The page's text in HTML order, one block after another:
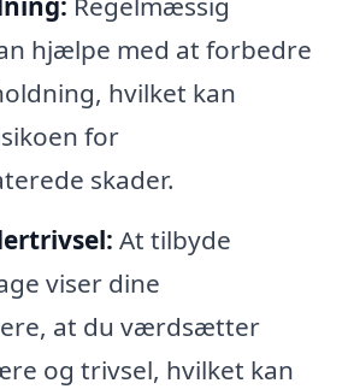
hjælpe med at forbedre
hvilket kan
for
skader.
At tilbyde
viser dine
at du værdsætter
og trivsel, hvilket kan